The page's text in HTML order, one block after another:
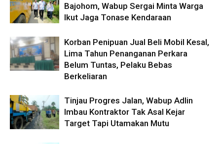
Bajohom, Wabup Sergai Minta Warga
Ikut Jaga Tonase Kendaraan
Korban Penipuan Jual Beli Mobil Kesal,
Lima Tahun Penanganan Perkara
Belum Tuntas, Pelaku Bebas
Berkeliaran
Tinjau Progres Jalan, Wabup Adlin
Imbau Kontraktor Tak Asal Kejar
Target Tapi Utamakan Mutu